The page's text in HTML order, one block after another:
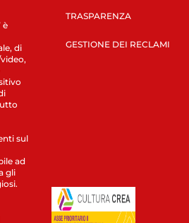
è
di
sul
ad
gli
TRASPARENZA
GESTIONE DEI RECLAMI